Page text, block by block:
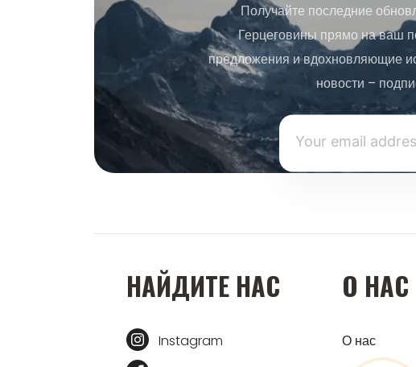
Получайте последние
Герцеговины прямо на ваш
предложения и вдохновляющие
новости –
НАЙДИТЕ НАС
Instagram
О НАС
О нас